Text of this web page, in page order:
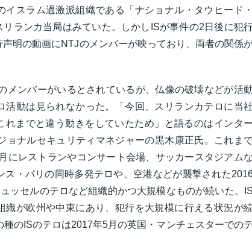
イスラム過激派組織である「ナショナル・タウヒード・
リランカ当局はみていた。しかしISが事件の2日後に犯
明の動画にNTJのメンバーが映っており、両者の関係
メンバーがいるとされているが、仏像の破壊などが活動
活動は見られなかった。「今回、スリランカテロに当社
れまでと違う動きをしていたため」と語るのはインター
ョナルセキュリティマネジャーの黒木康正氏。これま
にレストランやコンサート会場、サッカースタジアムな
ス・パリの同時多発テロや、空港などが襲撃された
ッセルのテロなど組織的かつ大規模なものが続いた。IS
織が欧州や中東にあり、犯行を大規模に行える状況が
種のISのテロは2017年5月の英国・マンチェスターでのテ